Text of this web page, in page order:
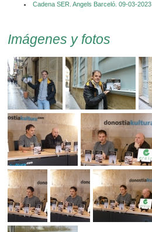
Cadena SER. Angels Barceló. 09-03-2023
Imágenes y fotos